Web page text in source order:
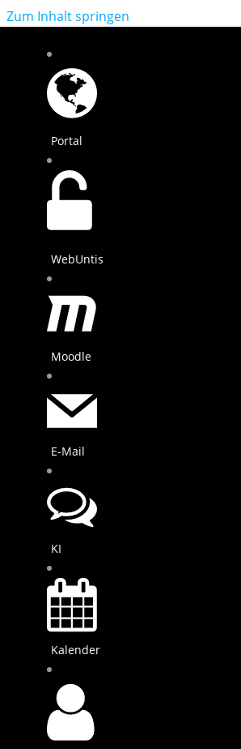
Zum Inhalt springen
Portal
WebUntis
Moodle
E-Mail
KI
Kalender